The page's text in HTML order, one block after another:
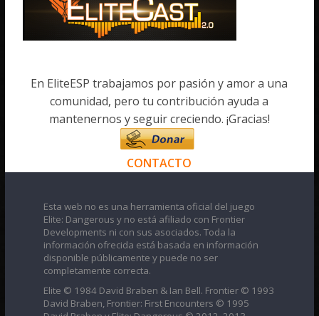
En EliteESP trabajamos por pasión y amor a una
comunidad, pero tu contribución ayuda a
mantenernos y seguir creciendo. ¡Gracias!
CONTACTO
Esta web no es una herramienta oficial del juego
Elite: Dangerous y no está afiliado con Frontier
Developments ni con sus asociados. Toda la
información ofrecida está basada en información
disponible públicamente y puede no ser
completamente correcta.
Elite © 1984 David Braben & Ian Bell. Frontier © 1993
David Braben, Frontier: First Encounters © 1995